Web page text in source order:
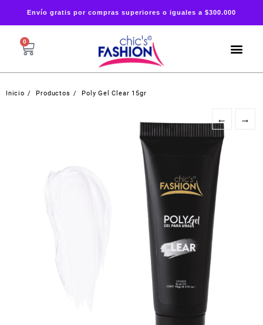
Envío gratis por compras superiores o iguales a $300.000
0
Inicio Productos Poly Gel Clear 15gr
← →